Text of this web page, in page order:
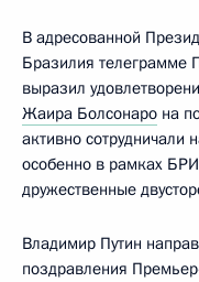
В адресованной
Бразилия телеграмме
выразил
Жаира Болсонаро на
активно
особенно в рамках
дружественные
Владимир Путин
поздравления